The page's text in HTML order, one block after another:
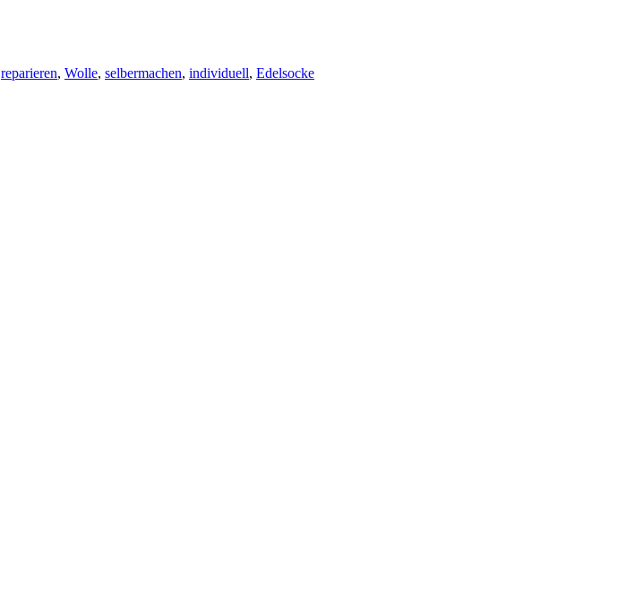
reparieren, Wolle, selbermachen, individuell, Edelsocke